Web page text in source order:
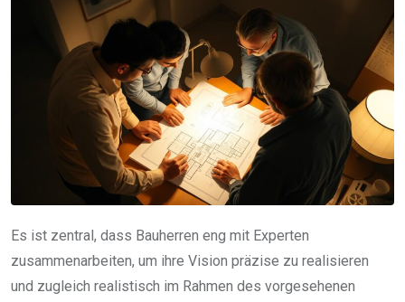
Es ist zentral, dass Bauherren eng mit Experten
zusammenarbeiten, um ihre Vision präzise zu realisieren
und zugleich realistisch im Rahmen des vorgesehenen